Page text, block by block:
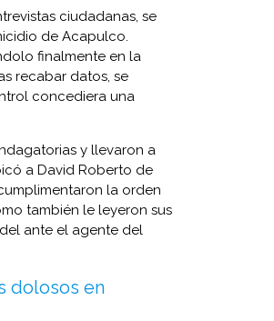
ciudadanas, se
de Acapulco.
finalmente en la
recabar datos, se
concediera una
y llevaron a
a David Roberto de
la orden
también le leyeron sus
ante el agente del
dolosos en